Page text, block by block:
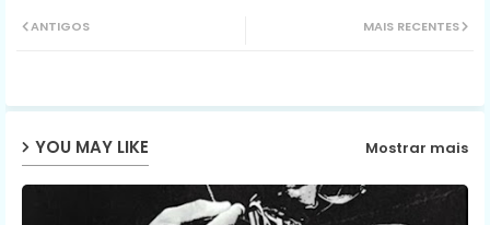
ap
MAIS RECENTES
ANTIGOS
YOU MAY LIKE Mostrar mais